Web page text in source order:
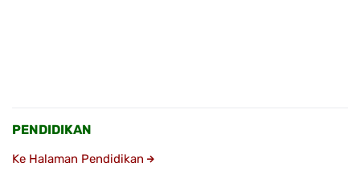
PENDIDIKAN
Ke Halaman Pendidikan